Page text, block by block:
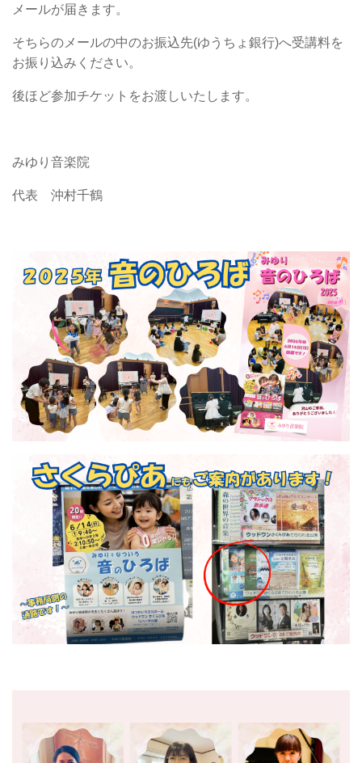
メールが届きます。
そちらのメールの中のお振込先(ゆうちょ銀行)へ受講料を
お振り込みください。
後ほど参加チケットをお渡しいたします。
みゆり音楽院
代表 沖村千鶴